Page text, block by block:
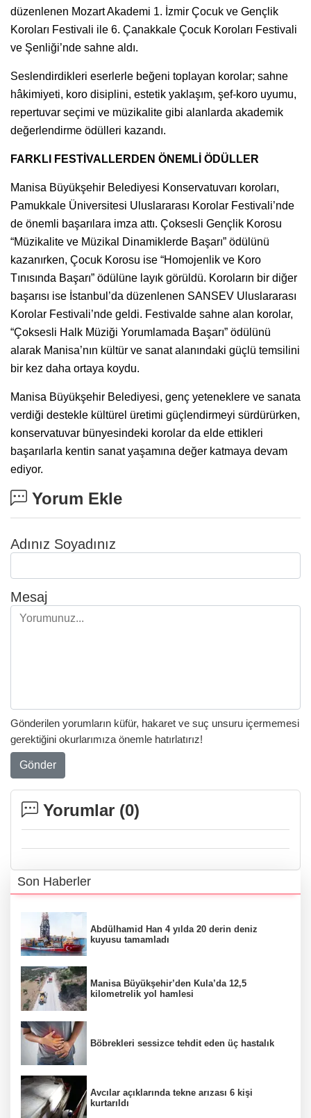
düzenlenen Mozart Akademi 1. İzmir Çocuk ve Gençlik
Koroları Festivali ile 6. Çanakkale Çocuk Koroları Festivali
ve Şenliği’nde sahne aldı.
Seslendirdikleri eserlerle beğeni toplayan korolar; sahne
hâkimiyeti, koro disiplini, estetik yaklaşım, şef-koro uyumu,
repertuvar seçimi ve müzikalite gibi alanlarda akademik
değerlendirme ödülleri kazandı.
FARKLI FESTİVALLERDEN ÖNEMLİ ÖDÜLLER
Manisa Büyükşehir Belediyesi Konservatuvarı koroları,
Pamukkale Üniversitesi Uluslararası Korolar Festivali’nde
de önemli başarılara imza attı. Çoksesli Gençlik Korosu
“Müzikalite ve Müzikal Dinamiklerde Başarı” ödülünü
kazanırken, Çocuk Korosu ise “Homojenlik ve Koro
Tınısında Başarı” ödülüne layık görüldü. Koroların bir diğer
başarısı ise İstanbul’da düzenlenen SANSEV Uluslararası
Korolar Festivali’nde geldi. Festivalde sahne alan korolar,
“Çoksesli Halk Müziği Yorumlamada Başarı” ödülünü
alarak Manisa’nın kültür ve sanat alanındaki güçlü temsilini
bir kez daha ortaya koydu.
Manisa Büyükşehir Belediyesi, genç yeteneklere ve sanata
verdiği destekle kültürel üretimi güçlendirmeyi sürdürürken,
konservatuvar bünyesindeki korolar da elde ettikleri
başarılarla kentin sanat yaşamına değer katmaya devam
ediyor.
Yorum Ekle
Adınız Soyadınız
Mesaj
Gönderilen yorumların küfür, hakaret ve suç unsuru içermemesi
gerektiğini okurlarımıza önemle hatırlatırız!
Gönder
Yorumlar (0)
Son Haberler
Abdülhamid Han 4 yılda 20 derin deniz
kuyusu tamamladı
Manisa Büyükşehir’den Kula’da 12,5
kilometrelik yol hamlesi
Böbrekleri sessizce tehdit eden üç hastalık
Avcılar açıklarında tekne arızası 6 kişi
kurtarıldı